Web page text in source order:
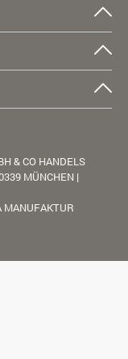
& CO HANDELS
MÜNCHEN |
MANUFAKTUR